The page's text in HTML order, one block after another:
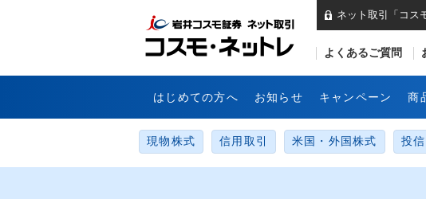
岩井コ
よくあるご質問
ネット取引「コス
はじめての方へ お知らせ キャンペーン 商
現物株式 信用取引 米国・外国株式 投